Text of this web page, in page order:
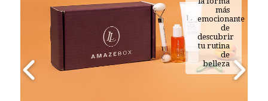
más
emocionante
de
descubrir
tu rutina
de
belleza